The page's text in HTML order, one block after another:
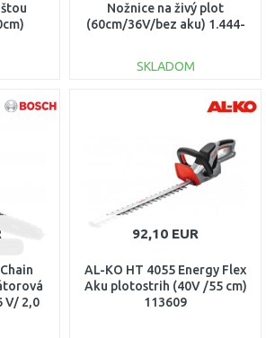
Nožnice na živý plot
(60cm/36V/bez aku) 1.444-
SKLADOM
DO KOŠÍKA
V/ 2,0
92,10 EUR
AL-KO HT 4055 Energy Flex
Aku plotostrih (40V /55 cm)
113609